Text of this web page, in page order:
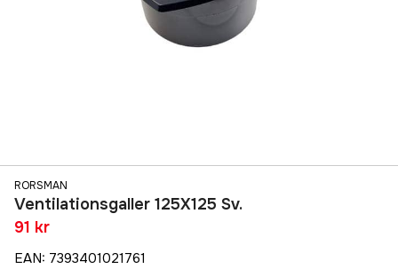
RORSMAN
Ventilationsgaller 125X125 Sv.
91 kr
EAN: 7393401021761